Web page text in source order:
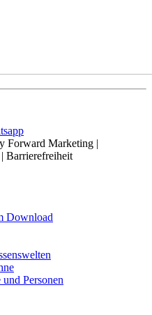
Forward Marketing |
Barrierefreiheit
Download
Personen